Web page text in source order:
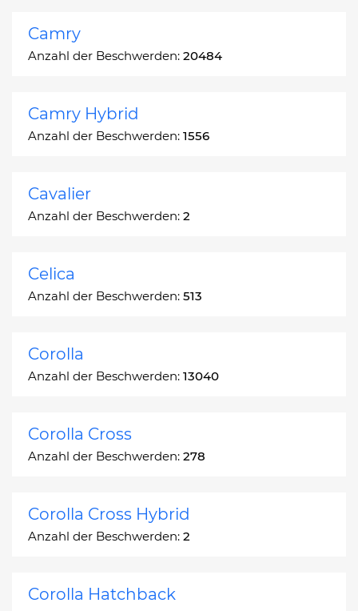
Camry
Anzahl der Beschwerden: 20484
Camry Hybrid
Anzahl der Beschwerden: 1556
Cavalier
Anzahl der Beschwerden: 2
Celica
Anzahl der Beschwerden: 513
Corolla
Anzahl der Beschwerden: 13040
Corolla Cross
Anzahl der Beschwerden: 278
Corolla Cross Hybrid
Anzahl der Beschwerden: 2
Corolla Hatchback